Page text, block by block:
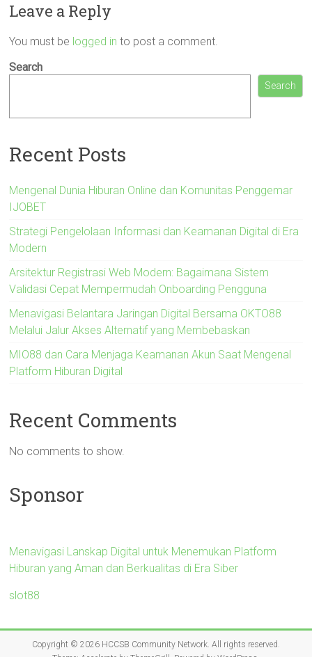
Leave a Reply
You must be logged in to post a comment.
Search
Search
Recent Posts
Mengenal Dunia Hiburan Online dan Komunitas Penggemar
IJOBET
Strategi Pengelolaan Informasi dan Keamanan Digital di Era
Modern
Arsitektur Registrasi Web Modern: Bagaimana Sistem
Validasi Cepat Mempermudah Onboarding Pengguna
Menavigasi Belantara Jaringan Digital Bersama OKTO88
Melalui Jalur Akses Alternatif yang Membebaskan
MIO88 dan Cara Menjaga Keamanan Akun Saat Mengenal
Platform Hiburan Digital
Recent Comments
No comments to show.
Sponsor
Menavigasi Lanskap Digital untuk Menemukan Platform
Hiburan yang Aman dan Berkualitas di Era Siber
slot88
Copyright © 2026 HCCSB Community Network. All rights reserved.